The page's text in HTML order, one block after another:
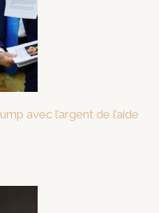
avec l’argent de l’aide